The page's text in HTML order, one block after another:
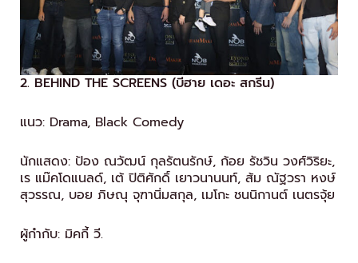
2. BEHIND THE SCREENS (บีฮาย เดอะ สกรีน)
แนว: Drama, Black Comedy
นักแสดง: ป้อง ณวัฒน์ กุลรัตนรักษ์, ก้อย รัชวิน วงศ์วิริยะ,
เร แม๊คโดแนลด์, เต้ ปิติศักดิ์ เยาวนานนท์, ส้ม ณัฐวรา หงษ์
สุวรรณ, บอย ภิษณุ จุฑานิ่มสกุล, เมโกะ ชนนิกานต์ เนตรจุ้ย
ผู้กำกับ: มิคกี้ วี.